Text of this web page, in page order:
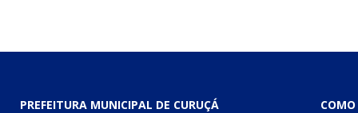
PREFEITURA MUNICIPAL DE CURUÇÁ COMO